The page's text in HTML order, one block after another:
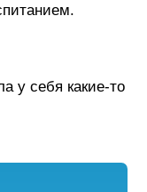
у себя какие-то